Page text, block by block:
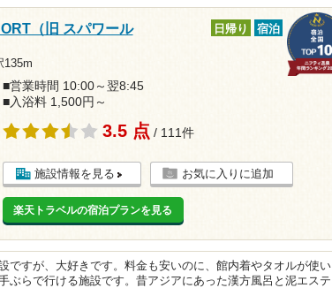
（旧 スパワール
135m
日帰り 宿泊
■営業時間 10:00～翌8:45
■入浴料 1,500円～
3.5 点 / 111件
施設情報を見る お気に入りに追加
楽天トラベルの宿泊プランを見る
ですが、大好きです。料金も安いのに、館内着やタオルが使い
ぶらで行ける施設です。昔アジアにあった漢方風呂と泥エステ